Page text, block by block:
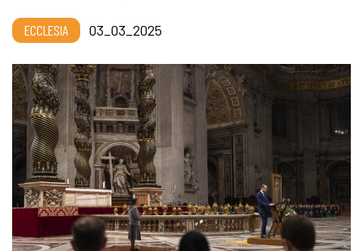
ECCLESIA 03_03_2025